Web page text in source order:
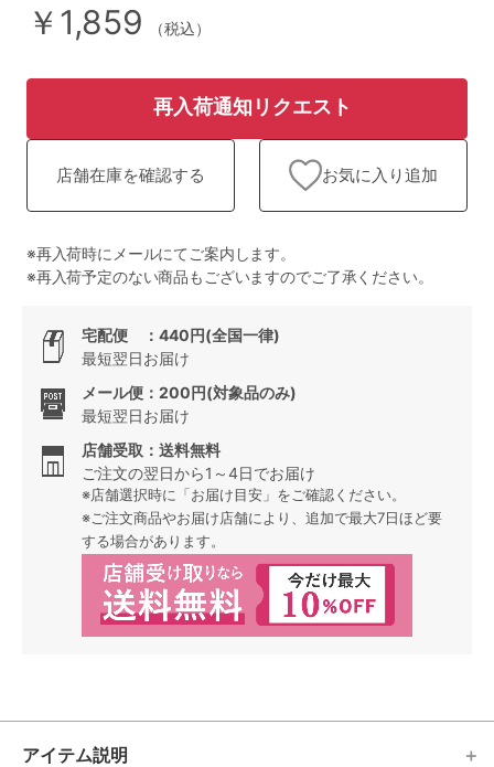
サイズの表示を閉じる
お気に入り
高評価レビューアイテム
￥1,859 （税込）
再入荷通知リクエスト
店舗在庫を確認する お気に入り追加
※再入荷時にメールにてご案内します。
※再入荷予定のない商品もございますのでご了承ください。
宅配便 ：440円(全国一律)
最短翌日お届け
メール便：200円(対象品のみ)
最短翌日お届け
店舗受取：送料無料
ご注文の翌日から1～4日でお届け
※店舗選択時に「お届け目安」をご確認ください。
※ご注文商品やお届け店舗により、追加で最大7日ほど要
する場合があります。
アイテム説明